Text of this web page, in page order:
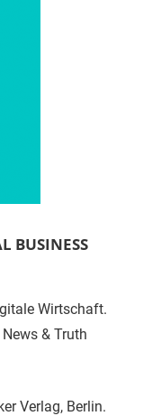
BUSINESS
Wirtschaft.
& Truth
Verlag, Berlin.